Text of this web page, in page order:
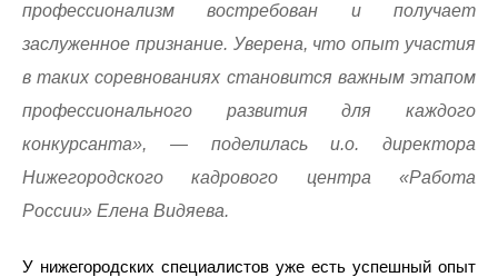
профессионализм востребован и получает
заслуженное признание. Уверена, что опыт участия
в таких соревнованиях становится важным этапом
профессионального развития для каждого
конкурсанта», — поделилась и.о. директора
Нижегородского кадрового центра «Работа
России» Елена Видяева.
У нижегородских специалистов уже есть успешный опыт